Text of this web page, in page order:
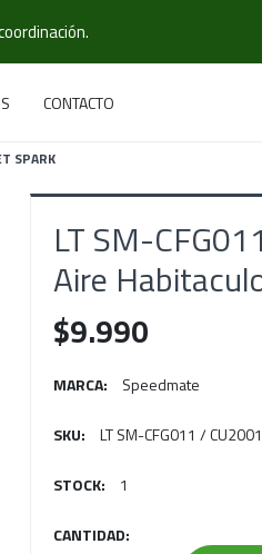
CONTACTO
SPARK
LT SM-
Aire
$9.990
MARCA: Speedmate
SKU: LT SM-CFG011 /
STOCK: 1
CANTIDAD: